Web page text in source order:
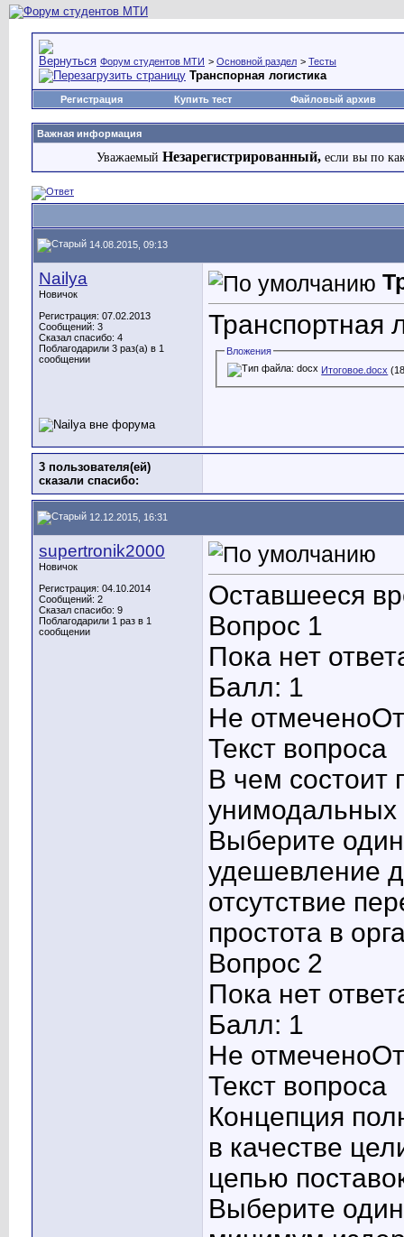
Форум студентов МТИ > Основной раздел > Тесты
Транспорная логистика
Регистрация Купить тест Файловый архив
Важная информация
Уважаемый Незарегистрированный, если вы по
14.08.2015, 09:13
Nailya
Новичок
Регистрация: 07.02.2013
Сообщений: 3
Сказал спасибо: 4
Поблагодарили 3 раз(а) в 1
сообщении
Транспортная
Вложения
Итоговое.docx
3 пользователя(ей)
сказали cпасибо:
12.12.2015, 16:31
supertronik2000
Новичок
Регистрация: 04.10.2014
Сообщений: 2
Сказал спасибо: 9
Поблагодарили 1 раз в 1
сообщении
Оставшееся
Вопрос 1
Пока нет
Балл: 1
Не
Текст вопроса
В чем состоит
унимодальных
Выберите
удешевление
отсутствие
простота в
Вопрос 2
Пока нет
Балл: 1
Не
Текст вопроса
Концепция
в качестве
цепью
Выберите